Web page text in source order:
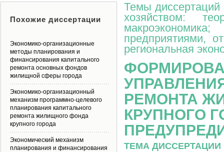
Темы диссертаций
хозяйством:
предприятиями,
региональная
РЕМОНТА
КРУПНОГО
ТЕМА
Похожие диссертации
Экономико-организационные
методы планирования и
финансирования капитального
ремонта основных фондов
жилищной сферы города
Экономико-организационный
механизм программно-целевого
планирования капитального
ремонта жилищного фонда
крупного города
Экономический механизм
планирования и финансирования